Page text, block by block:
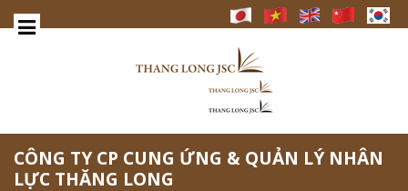
CÔNG TY CP CUNG ỨNG & QUẢN LÝ NHÂN
LỰC THĂNG LONG